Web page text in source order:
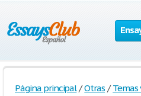
Página principal / Otras / Temas